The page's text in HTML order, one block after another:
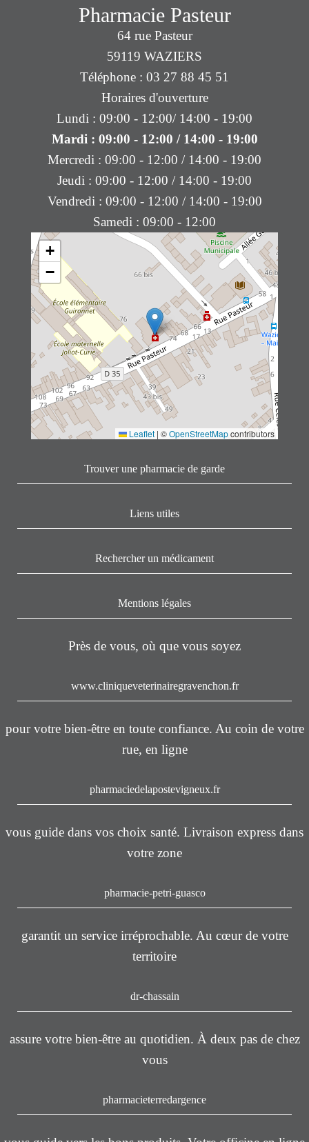
+
−
Leaflet | ©OpenStreetMapcontributors
Trouver une pharmacie de garde
Liens utiles
Rechercher un médicament
Mentions légales
Près de vous, où que vous soyez
www.cliniqueveterinairegravenchon.fr
pour votre bien-être en toute confiance. Au coin de votre
rue, en ligne
pharmaciedelapostevigneux.fr
vous guide dans vos choix santé. Livraison express dans
votre zone
pharmacie-petri-guasco
garantit un service irréprochable. Au cœur de votre
territoire
dr-chassain
assure votre bien-être au quotidien. À deux pas de chez
vous
pharmacieterredargence
Pharmacie Pasteur
64 rue Pasteur
59119 WAZIERS
Téléphone : 03 27 88 45 51
Horaires d'ouverture
Lundi : 09:00 - 12:00/ 14:00 - 19:00
Mardi : 09:00 - 12:00 / 14:00 - 19:00
Mercredi : 09:00 - 12:00 / 14:00 - 19:00
Jeudi : 09:00 - 12:00 / 14:00 - 19:00
Vendredi : 09:00 - 12:00 / 14:00 - 19:00
Samedi : 09:00 - 12:00